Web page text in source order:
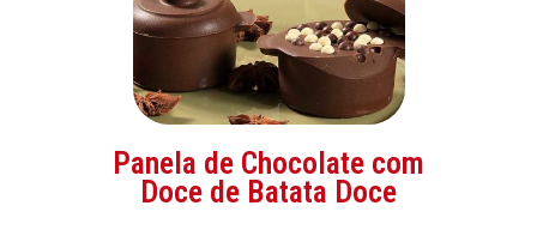
Panela de Chocolate com
Doce de Batata Doce